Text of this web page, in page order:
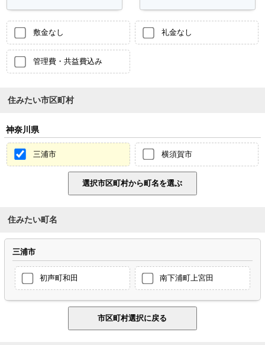
敷金なし 礼金なし
管理費・共益費込み
住みたい市区町村
神奈川県
三浦市 横須賀市
住みたい町名
三浦市
初声町和田 南下浦町上宮田